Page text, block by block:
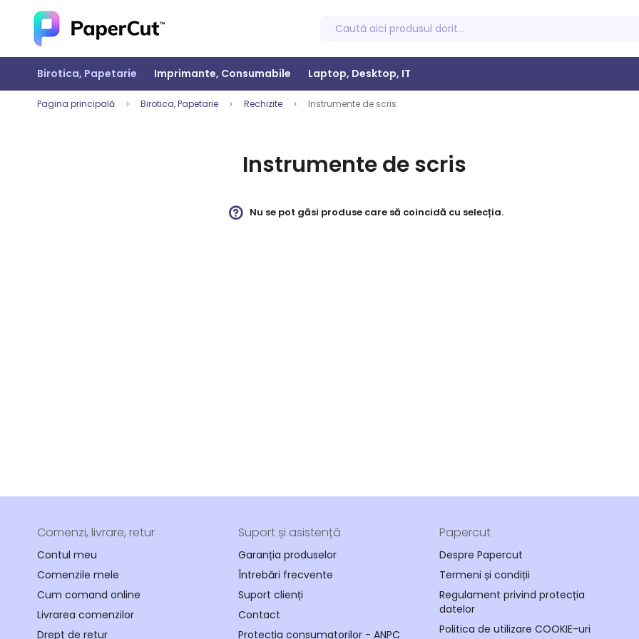
Navigați
la
Birotica, Papetarie Imprimante, Consumabile Laptop, Desktop, IT
Pagina principală Birotica, Papetarie Rechizite Instrumente de scris
Instrumente de scris
Nu se pot găsi produse care să coincidă cu selecția.
Comenzi, livrare, retur
Contul meu
Comenzile mele
Cum comand online
Livrarea comenzilor
Drept de retur
Suport și asistență
Garanția produselor
Întrebări frecvente
Suport clienți
Contact
Protecția consumatorilor - ANPC
Papercut
Despre Papercut
Termeni și condiții
Regulament privind protecția
datelor
Politica de utilizare COOKIE-uri